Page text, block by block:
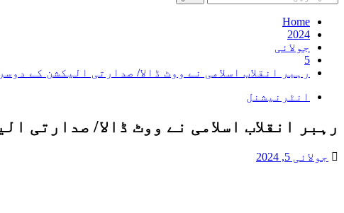
کریں
برائے:Home
2024
جولائی
5
رہبر انقلاب اسلامی نے ووٹ ڈالا/ صدارتی الیکشن کے
انٹرنیشنل
رہبر انقلاب اسلامی نے ووٹ ڈالا/ صدارتی
جولائی 5, 2024